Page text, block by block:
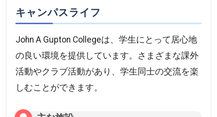
キャンパスライフ
John A Gupton Collegeは、学生にとって居心地
の良い環境を提供しています。さまざまな課外
活動やクラブ活動があり、学生同士の交流を楽
しむことができます。